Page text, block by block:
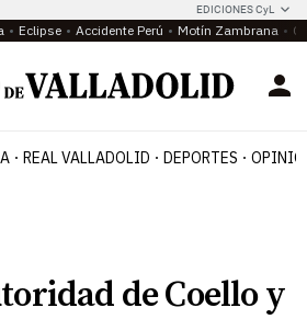
EDICIONES CyL
Eclipse Accidente Perú Motín Zambrana
REAL VALLADOLID DEPORTES
de Coello y